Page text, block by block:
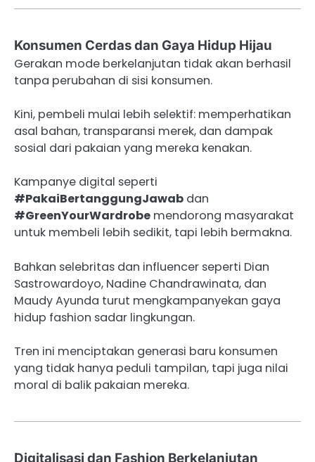
Konsumen Cerdas dan Gaya Hidup Hijau
Gerakan mode berkelanjutan tidak akan berhasil
tanpa perubahan di sisi konsumen.
Kini, pembeli mulai lebih selektif: memperhatikan
asal bahan, transparansi merek, dan dampak
sosial dari pakaian yang mereka kenakan.
Kampanye digital seperti
#PakaiBertanggungJawab dan
#GreenYourWardrobe mendorong masyarakat
untuk membeli lebih sedikit, tapi lebih bermakna.
Bahkan selebritas dan influencer seperti Dian
Sastrowardoyo, Nadine Chandrawinata, dan
Maudy Ayunda turut mengkampanyekan gaya
hidup fashion sadar lingkungan.
Tren ini menciptakan generasi baru konsumen
yang tidak hanya peduli tampilan, tapi juga nilai
moral di balik pakaian mereka.
Digitalisasi dan Fashion Berkelanjutan